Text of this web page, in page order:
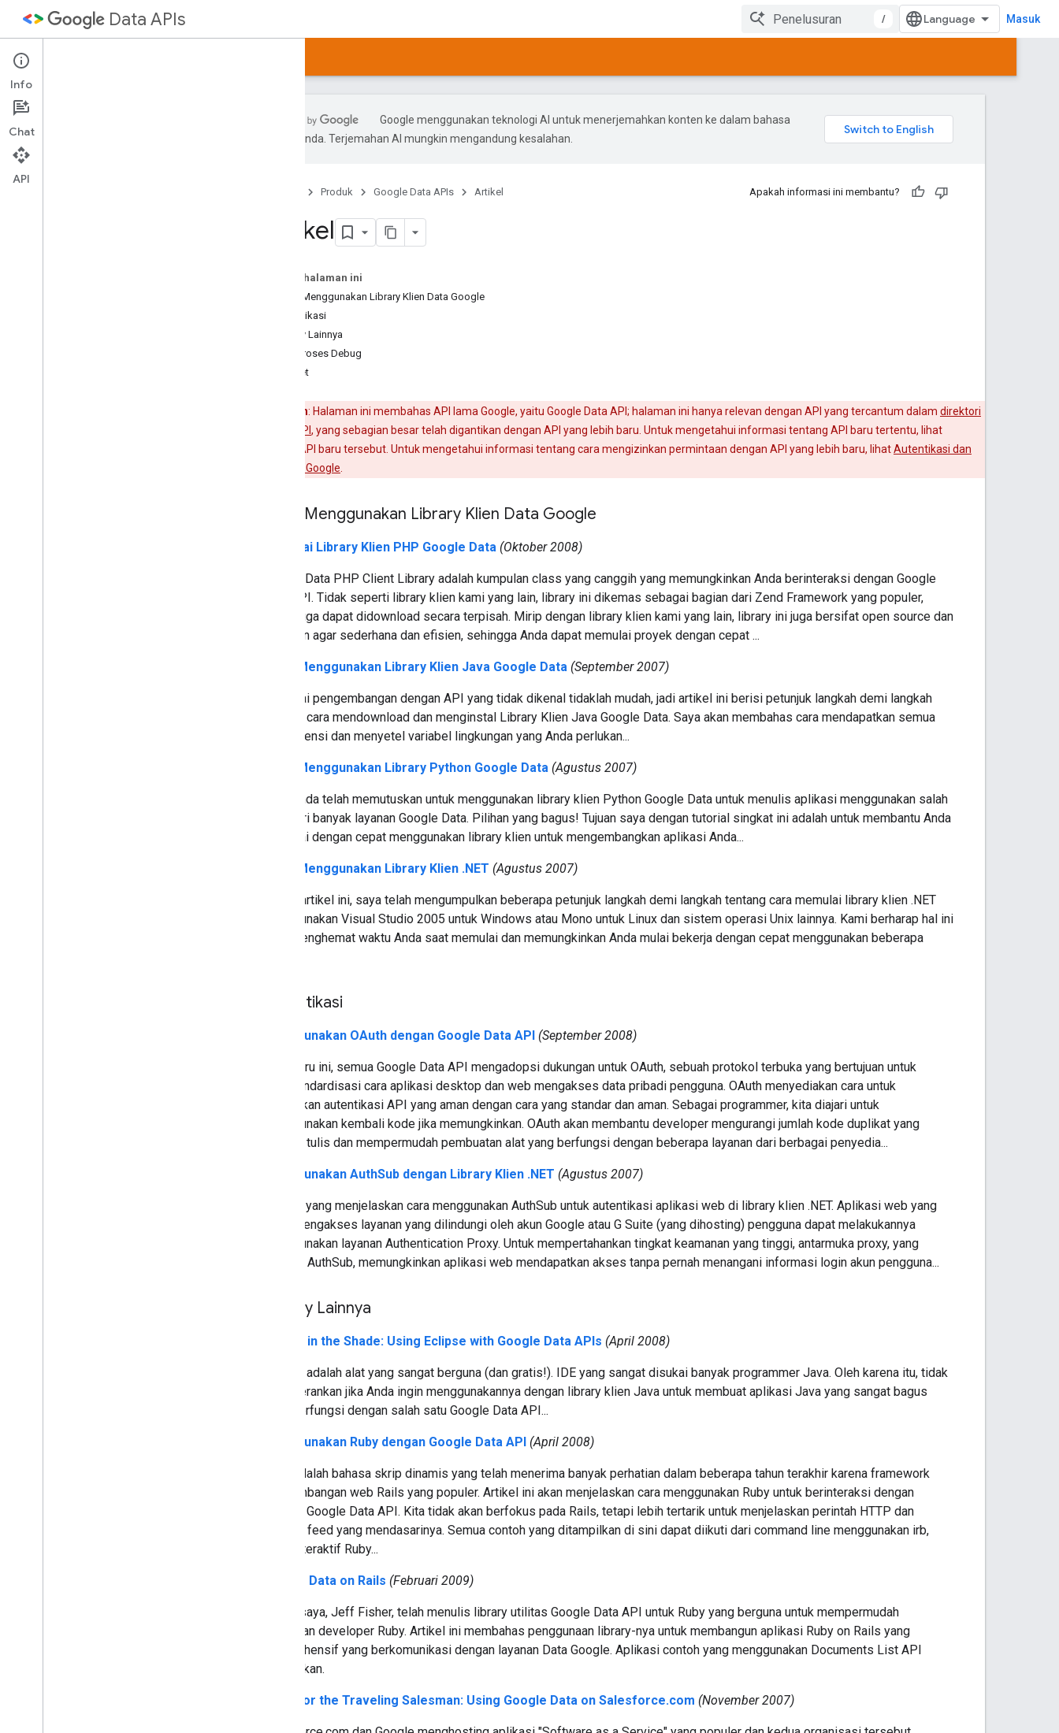
Data APIs / Masuk
Ringkasan Artikel
Memulai
Google menggunakan teknologi AI untuk menerjemahkan konten ke dalam bahasa
pilihan Anda. Terjemahan AI mungkin mengandung kesalahan.
Produk Google Data APIs Artikel Apakah informasi ini membantu?
Artikel
Pada halaman ini
Mulai Menggunakan Library Klien Data Google
Autentikasi
Library Lainnya
Tips Proses Debug
Gadget
Peringatan: Halaman ini membahas API lama Google, yaitu Google Data API; halaman ini hanya relevan dengan API yang tercantum dalam direktori
Google Data API , yang sebagian besar telah digantikan dengan API yang lebih baru. Untuk mengetahui informasi tentang API baru tertentu, lihat
dokumentasi API baru tersebut. Untuk mengetahui informasi tentang cara mengizinkan permintaan dengan API yang lebih baru, lihatAutentikasi dan
Otorisasi Akun Google
Mulai Menggunakan Library Klien Data Google
Memulai Library Klien PHP Google Data (Oktober 2008)
Google Data PHP Client Library adalah kumpulan class yang canggih yang memungkinkan Anda berinteraksi dengan Google
Data API. Tidak seperti library klien kami yang lain, library ini dikemas sebagai bagian dari Zend Framework yang populer,
tetapi juga dapat didownload secara terpisah. Mirip dengan library klien kami yang lain, library ini juga bersifat open source dan
didesain agar sederhana dan efisien, sehingga Anda dapat memulai proyek dengan cepat ...
Mulai Menggunakan Library Klien Java Google Data (September 2007)
Memulai pengembangan dengan API yang tidak dikenal tidaklah mudah, jadi artikel ini berisi petunjuk langkah demi langkah
tentang cara mendownload dan menginstal Library Klien Java Google Data. Saya akan membahas cara mendapatkan semua
dependensi dan menyetel variabel lingkungan yang Anda perlukan...
Mulai Menggunakan Library Python Google Data (Agustus 2007)
Jadi, Anda telah memutuskan untuk menggunakan library klien Python Google Data untuk menulis aplikasi menggunakan salah
satu dari banyak layanan Google Data. Pilihan yang bagus! Tujuan saya dengan tutorial singkat ini adalah untuk membantu Anda
memulai dengan cepat menggunakan library klien untuk mengembangkan aplikasi Anda...
Mulai Menggunakan Library Klien .NET (Agustus 2007)
Dalam artikel ini, saya telah mengumpulkan beberapa petunjuk langkah demi langkah tentang cara memulai library klien .NET
menggunakan Visual Studio 2005 untuk Windows atau Mono untuk Linux dan sistem operasi Unix lainnya. Kami berharap hal ini
akan menghemat waktu Anda saat memulai dan memungkinkan Anda mulai bekerja dengan cepat menggunakan beberapa
Autentikasi
Menggunakan OAuth dengan Google Data API (September 2008)
Baru-baru ini, semua Google Data API mengadopsi dukungan untuk OAuth, sebuah protokol terbuka yang bertujuan untuk
menstandardisasi cara aplikasi desktop dan web mengakses data pribadi pengguna. OAuth menyediakan cara untuk
melakukan autentikasi API yang aman dengan cara yang standar dan aman. Sebagai programmer, kita diajari untuk
menggunakan kembali kode jika memungkinkan. OAuth akan membantu developer mengurangi jumlah kode duplikat yang
mereka tulis dan mempermudah pembuatan alat yang berfungsi dengan beberapa layanan dari berbagai penyedia...
Menggunakan AuthSub dengan Library Klien .NET (Agustus 2007)
Tutorial yang menjelaskan cara menggunakan AuthSub untuk autentikasi aplikasi web di library klien .NET. Aplikasi web yang
perlu mengakses layanan yang dilindungi oleh akun Google atau G Suite (yang dihosting) pengguna dapat melakukannya
menggunakan layanan Authentication Proxy. Untuk mempertahankan tingkat keamanan yang tinggi, antarmuka proxy, yang
disebut AuthSub, memungkinkan aplikasi web mendapatkan akses tanpa pernah menangani informasi login akun pengguna...
Library Lainnya
Coding in the Shade: Using Eclipse with Google Data APIs (April 2008)
Eclipse adalah alat yang sangat berguna (dan gratis!). IDE yang sangat disukai banyak programmer Java. Oleh karena itu, tidak
mengherankan jika Anda ingin menggunakannya dengan library klien Java untuk membuat aplikasi Java yang sangat bagus
yang berfungsi dengan salah satu Google Data API...
Menggunakan Ruby dengan Google Data API (April 2008)
Ruby adalah bahasa skrip dinamis yang telah menerima banyak perhatian dalam beberapa tahun terakhir karena framework
pengembangan web Rails yang populer. Artikel ini akan menjelaskan cara menggunakan Ruby untuk berinteraksi dengan
layanan Google Data API. Kita tidak akan berfokus pada Rails, tetapi lebih tertarik untuk menjelaskan perintah HTTP dan
struktur feed yang mendasarinya. Semua contoh yang ditampilkan di sini dapat diikuti dari command line menggunakan irb,
shell interaktif Ruby...
Google Data on Rails (Februari 2009)
Rekan saya, Jeff Fisher, telah menulis library utilitas Google Data API untuk Ruby yang berguna untuk mempermudah
pekerjaan developer Ruby. Artikel ini membahas penggunaan library-nya untuk membangun aplikasi Ruby on Rails yang
komprehensif yang berkomunikasi dengan layanan Data Google. Aplikasi contoh yang menggunakan Documents List API
disediakan.
REST for the Traveling Salesman: Using Google Data on Salesforce.com (November 2007)
Info
Chat
API